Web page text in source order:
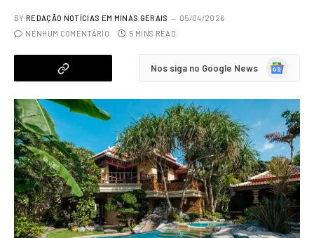
BY REDAÇÃO NOTÍCIAS EM MINAS GERAIS
05/04/2026
NENHUM COMENTÁRIO
5 MINS READ
Nos siga no Google News
Google